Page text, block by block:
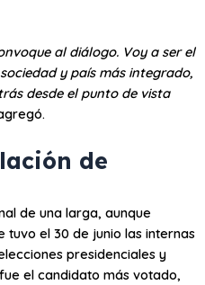
al diálogo. Voy a ser el
y país más integrado,
desde el punto de vista
de
de una larga, aunque
tuvo el 30 de junio las internas
presidenciales y
el candidato más votado,